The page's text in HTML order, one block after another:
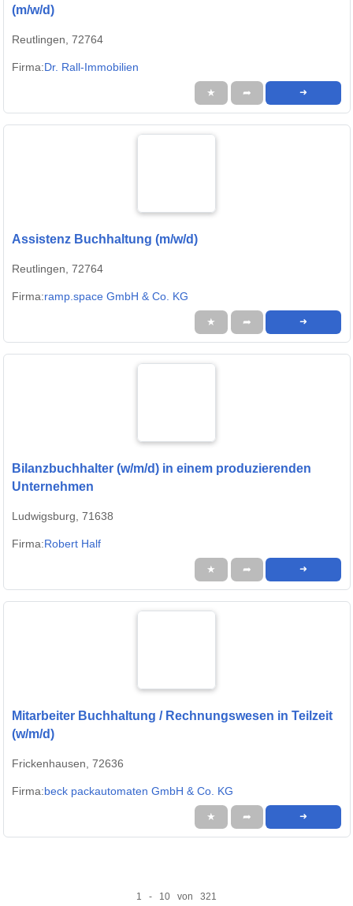
(m/w/d)
Reutlingen, 72764
Firma:Dr. Rall-Immobilien
★ ➦ ➜
Assistenz Buchhaltung (m/w/d)
Reutlingen, 72764
Firma:ramp.space GmbH & Co. KG
★ ➦ ➜
Bilanzbuchhalter (w/m/d) in einem produzierenden
Unternehmen
Ludwigsburg, 71638
Firma:Robert Half
★ ➦ ➜
Mitarbeiter Buchhaltung / Rechnungswesen in Teilzeit
(w/m/d)
Frickenhausen, 72636
Firma:beck packautomaten GmbH & Co. KG
★ ➦ ➜
1 - 10 von 321